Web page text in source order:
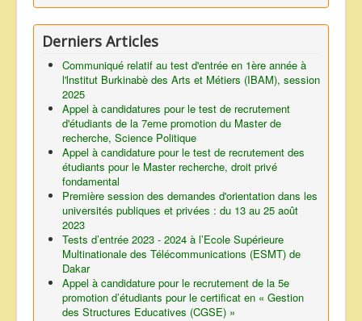
Derniers Articles
Communiqué relatif au test d'entrée en 1ère année à
l'lnstitut Burkinabè des Arts et Métiers (IBAM), session
2025
Appel à candidatures pour le test de recrutement
d'étudiants de la 7eme promotion du Master de
recherche, Science Politique
Appel à candidature pour le test de recrutement des
étudiants pour le Master recherche, droit privé
fondamental
Première session des demandes d'orientation dans les
universités publiques et privées : du 13 au 25 août
2023
Tests d’entrée 2023 - 2024 à l’Ecole Supérieure
Multinationale des Télécommunications (ESMT) de
Dakar
Appel à candidature pour le recrutement de la 5e
promotion d’étudiants pour le certificat en « Gestion
des Structures Educatives (CGSE) »